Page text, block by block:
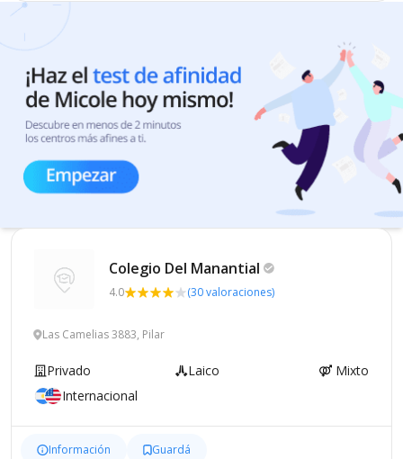
Colegio Del Manantial
4.0 (30 valoraciones)
Las Camelias 3883, Pilar
Privado Laico
Mixto
Internacional
Información Guardá